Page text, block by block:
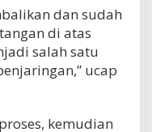
dan sudah
di atas
salah satu
ucap
kemudian